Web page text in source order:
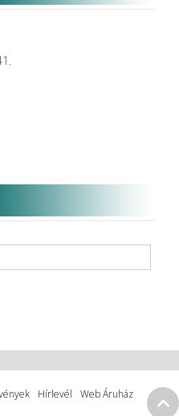
Hírlevél Web Áruház